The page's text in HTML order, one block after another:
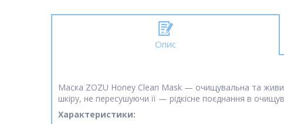
Опис
Маска ZOZU Honey Clean Mask — очищувальна та
шкіру, не пересушуючи її — рідкісне поєднання в
Характеристики: